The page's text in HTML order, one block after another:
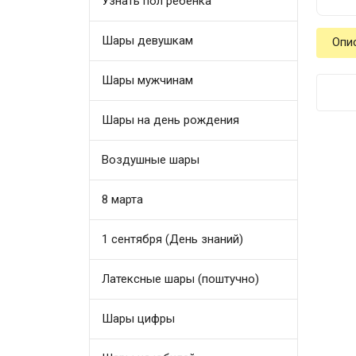
Шары девушкам
Шары мужчинам
Шары на день рождения
Воздушные шары
8 марта
1 сентября (День знаний)
Латексные шары (поштучно)
Шары цифры